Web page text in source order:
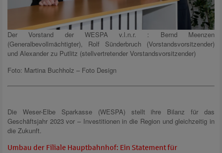
Der Vorstand der WESPA v.l.n.r. : Bernd Meenzen
(Generalbevollmächtigter), Rolf Sünderbruch (Vorstandsvorsitzender)
und Alexander zu Putlitz (stellvertretender Vorstandsvorsitzender)
Foto: Martina Buchholz – Foto Design
Die Weser-Elbe Sparkasse (WESPA) stellt ihre Bilanz für das
Geschäftsjahr 2023 vor – Investitionen in die Region und gleichzeitig in
die Zukunft.
Umbau der Filiale Hauptbahnhof: Ein Statement für